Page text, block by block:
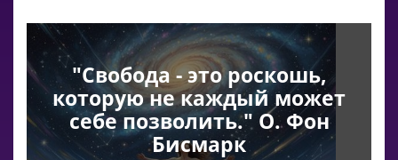
"Свобода - это роскошь,
которую не каждый может
себе позволить." О. Фон
Бисмарк